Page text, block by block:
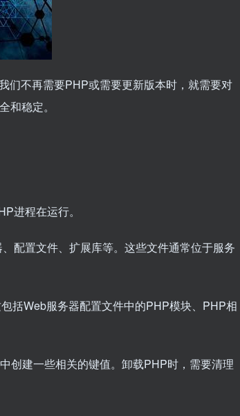
们不再需要PHP或需要更新版本时，就需要对
稳定。
进程在运行。
配置文件、扩展库等。这些文件通常位于服务
括Web服务器配置文件中的PHP模块、PHP相
创建一些相关的键值。卸载PHP时，需要清理